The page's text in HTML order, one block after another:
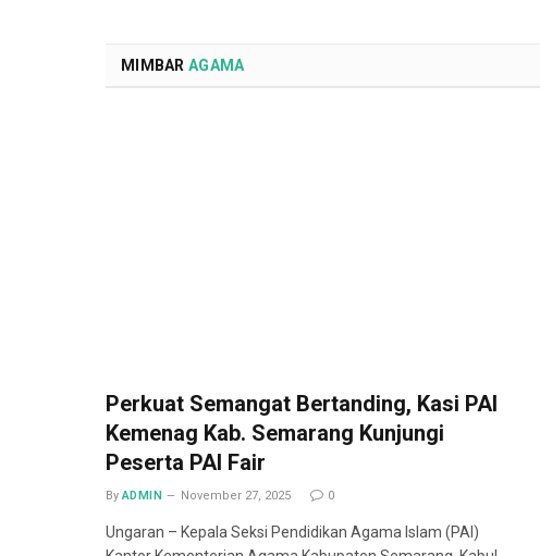
MIMBAR AGAMA
Perkuat Semangat Bertanding, Kasi PAI
Kemenag Kab. Semarang Kunjungi
Peserta PAI Fair
By ADMIN November 27, 2025 0
Ungaran – Kepala Seksi Pendidikan Agama Islam (PAI)